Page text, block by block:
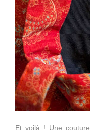
Et voilà ! Une